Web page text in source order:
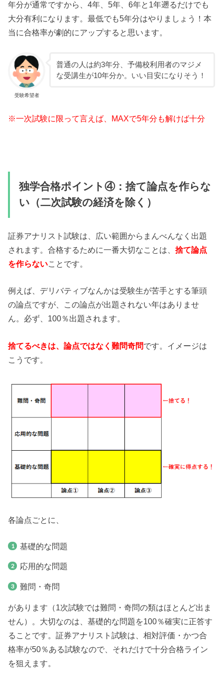
年分が通常ですから、4年、5年、6年と1年遡るだけでも
大分有利になります。最低でも5年分はやりましょう！本
当に合格率が劇的にアップすると思います。
受験希望者
普通の人は約3年分、予備校利用者のマジメ
な受講生が10年分か。いい目安になりそう！
※一次試験に限って言えば、MAXで5年分も解けば十分
独学合格ポイント④：捨て論点を作らな
い（二次試験の経済を除く）
証券アナリスト試験は、広い範囲からまんべんなく出題
されます。合格するために一番大切なことは、捨て論点
を作らないことです。
例えば、デリバティブなんかは受験生が苦手とする筆頭
の論点ですが、この論点が出題されない年はありませ
ん。必ず、100％出題されます。
捨てるべきは、論点ではなく難問奇問です。イメージは
こうです。
各論点ごとに、
基礎的な問題
応用的な問題
難問・奇問
があります（1次試験では難問・奇問の類はほとんど出ま
せん）。大切なのは、基礎的な問題を100％確実に正答す
ることです。証券アナリスト試験は、相対評価・かつ合
格率が50％ある試験なので、それだけで十分合格ライン
を狙えます。